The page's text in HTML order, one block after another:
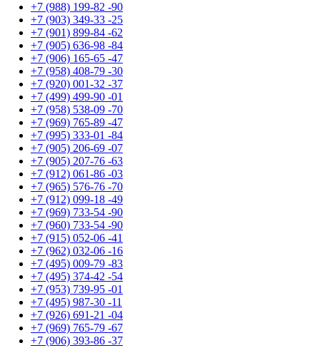
+7 (988) 199-82 -90
+7 (903) 349-33 -25
+7 (901) 899-84 -62
+7 (905) 636-98 -84
+7 (906) 165-65 -47
+7 (958) 408-79 -30
+7 (920) 001-32 -37
+7 (499) 499-90 -01
+7 (958) 538-09 -70
+7 (969) 765-89 -47
+7 (995) 333-01 -84
+7 (905) 206-69 -07
+7 (905) 207-76 -63
+7 (912) 061-86 -03
+7 (965) 576-76 -70
+7 (912) 099-18 -49
+7 (969) 733-54 -90
+7 (960) 733-54 -90
+7 (915) 052-06 -41
+7 (962) 032-06 -16
+7 (495) 009-79 -83
+7 (495) 374-42 -54
+7 (953) 739-95 -01
+7 (495) 987-30 -11
+7 (926) 691-21 -04
+7 (969) 765-79 -67
+7 (906) 393-86 -37